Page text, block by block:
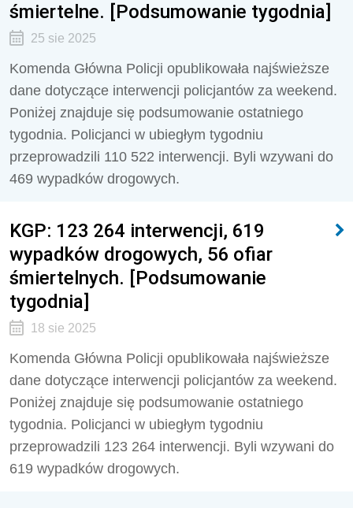
śmiertelne. [Podsumowanie tygodnia]
25 sie 2025
Komenda Główna Policji opublikowała najświeższe
dane dotyczące interwencji policjantów za weekend.
Poniżej znajduje się podsumowanie ostatniego
tygodnia. Policjanci w ubiegłym tygodniu
przeprowadzili 110 522 interwencji. Byli wzywani do
469 wypadków drogowych.
KGP: 123 264 interwencji, 619
wypadków drogowych, 56 ofiar
śmiertelnych. [Podsumowanie
tygodnia]
18 sie 2025
Komenda Główna Policji opublikowała najświeższe
dane dotyczące interwencji policjantów za weekend.
Poniżej znajduje się podsumowanie ostatniego
tygodnia. Policjanci w ubiegłym tygodniu
przeprowadzili 123 264 interwencji. Byli wzywani do
619 wypadków drogowych.